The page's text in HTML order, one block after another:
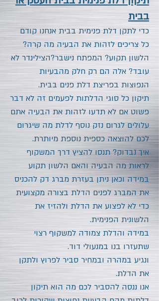
בבית
כדי לתקן דלת פנימית בבית אנחנו קודם
כל צריכים לזהות את הבעיה מה קרה?
הלשון תקוע? המפתח נישבר?הצילינדר לא
עובד? אלה הם רק חלק מהבעיות
הנפוצות בפריצת דלת פנים בבית.
תיקון כל סוגי הדלתות לפעמים זה לא דבר
פשוט אם לא תדעו לזהות את הבעיה אתם
עלולים לגרום נזק נוסף לדלת מה שיגרום
לכם להוצאה כספית נוספת מיותרת.
איך נבדוק? תנסו להציץ דרך המשקוף
לראות מה הבעיה והאם הלשון תקוע
במידה וכאן ניתן בעזרת מברג דק להכניס
את המברג לפנים הדלת בצורה מקצועית
כדי לא לפצוע את הדלת ולהזיז את
הלשונית הפנימית.
במידה והדלת צמודה למשקוף רצוי
שתעזרו בנו במנעולי דוד.
ונגיע במהרה ובמחיר סביר לפרוץ ולתקן
את הדלת.
אנו ננסה להסביר לכם מה הוא תיקון